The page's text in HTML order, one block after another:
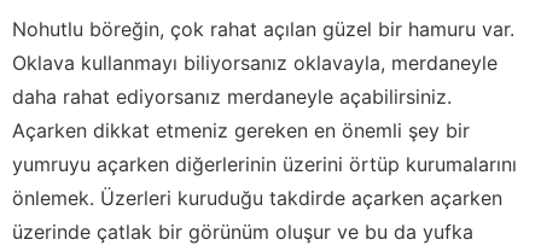
Nohutlu böreğin, çok rahat açılan güzel bir hamuru var.
Oklava kullanmayı biliyorsanız oklavayla, merdaneyle
daha rahat ediyorsanız merdaneyle açabilirsiniz.
Açarken dikkat etmeniz gereken en önemli şey bir
yumruyu açarken diğerlerinin üzerini örtüp kurumalarını
önlemek. Üzerleri kuruduğu takdirde açarken açarken
üzerinde çatlak bir görünüm oluşur ve bu da yufka